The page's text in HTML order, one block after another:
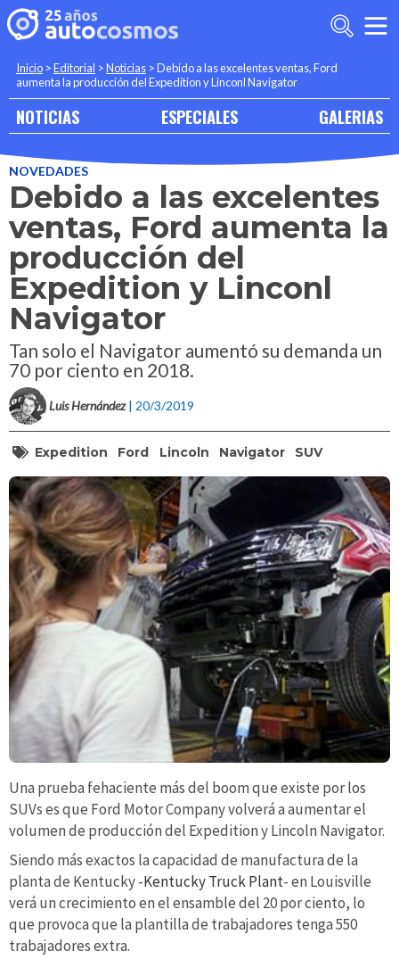
Inicio >Editorial >Noticias >Debido a las excelentes ventas, Ford
aumenta la producción del Expedition y Linconl Navigator
NOTICIAS ESPECIALES GALERIAS
NOVEDADES
Debido a las excelentes
ventas, Ford aumenta la
producción del
Expedition y Linconl
Navigator
Tan solo el Navigator aumentó su demanda un
70 por ciento en 2018.
Luis Hernández | 20/3/2019
Expedition Ford Lincoln Navigator SUV
Una prueba fehaciente más del boom que existe por los
SUVs es que Ford Motor Company volverá a aumentar el
volumen de producción del Expedition y Lincoln Navigator.
Siendo más exactos la capacidad de manufactura de la
planta de Kentucky -Kentucky Truck Plant- en Louisville
verá un crecimiento en el ensamble del 20 por ciento, lo
que provoca que la plantilla de trabajadores tenga 550
trabajadores extra.